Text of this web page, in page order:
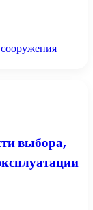
выбора,